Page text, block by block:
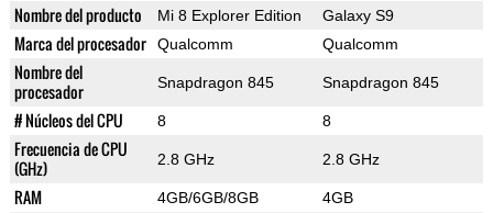
Nombre del producto Mi 8 Explorer Edition Galaxy S9
Marca del procesador Qualcomm Qualcomm
Nombre del
procesador
Snapdragon 845 Snapdragon 845
# Núcleos del CPU 8 8
Frecuencia de CPU
(GHz)
2.8 GHz 2.8 GHz
RAM 4GB/6GB/8GB 4GB